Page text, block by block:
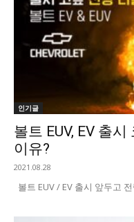
인기글
볼트 EUV, EV 출
이유?
2021.08.28
볼트 EUV / EV 출시 앞두고